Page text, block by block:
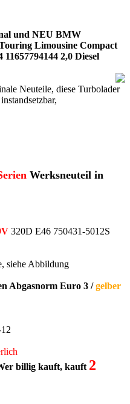
und NEU BMW
Limousine Compact
2,0 Diesel
Neuteile, diese Turbolader
,
Werksneuteil in
320D E46 750431-5012S
siehe Abbildung
Abgasnorm Euro 3 /gelber
billig kauft, kauft 2